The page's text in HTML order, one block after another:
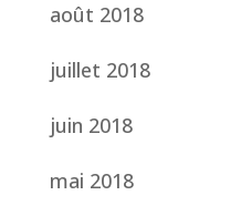
août 2018
juillet 2018
juin 2018
mai 2018